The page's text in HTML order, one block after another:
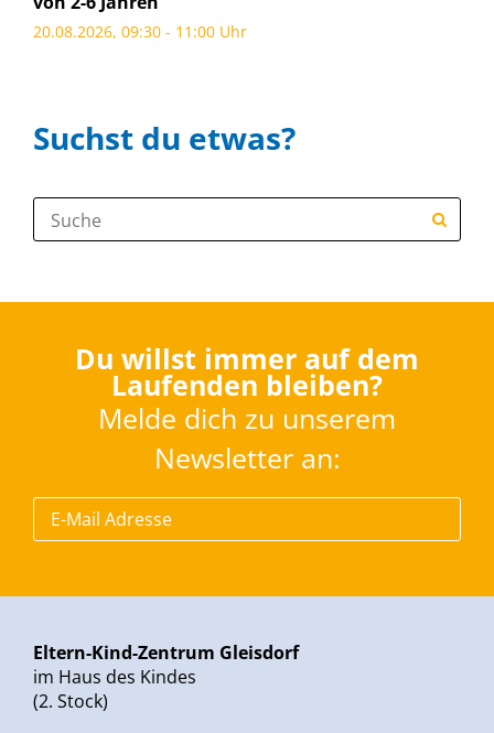
20.08.2026, 09:30 - 11:00 Uhr
Suchst du etwas?
Suche:
Du willst immer auf dem
Laufenden bleiben?
Melde dich zu unserem
Newsletter an:
Eltern-Kind-Zentrum Gleisdorf
im Haus des Kindes
(2. Stock)